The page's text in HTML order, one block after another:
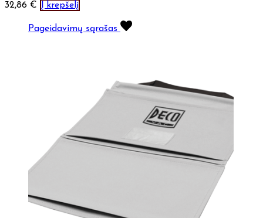
32,86 € Į krepšelį
Pageidavimų sąrašas